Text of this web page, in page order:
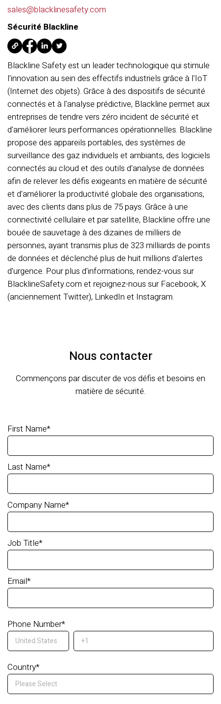
sales@blacklinesafety.com
Sécurité Blackline
Blackline Safety est un leader technologique qui stimule
l'innovation au sein des effectifs industriels grâce à l'IoT
(Internet des objets). Grâce à des dispositifs de sécurité
connectés et à l'analyse prédictive, Blackline permet aux
entreprises de tendre vers zéro incident de sécurité et
d'améliorer leurs performances opérationnelles. Blackline
propose des appareils portables, des systèmes de
surveillance des gaz individuels et ambiants, des logiciels
connectés au cloud et des outils d'analyse de données
afin de relever les défis exigeants en matière de sécurité
et d'améliorer la productivité globale des organisations,
avec des clients dans plus de 75 pays. Grâce à une
connectivité cellulaire et par satellite, Blackline offre une
bouée de sauvetage à des dizaines de milliers de
personnes, ayant transmis plus de 323 milliards de points
de données et déclenché plus de huit millions d'alertes
d'urgence. Pour plus d'informations, rendez-vous sur
BlacklineSafety.com et rejoignez-nous sur Facebook, X
(anciennement Twitter), LinkedIn et Instagram.
Nous contacter
Commençons par discuter de vos défis et besoins en
matière de sécurité.
First Name*
Last Name*
Company Name*
Job Title*
Email*
Phone Number*
Country*